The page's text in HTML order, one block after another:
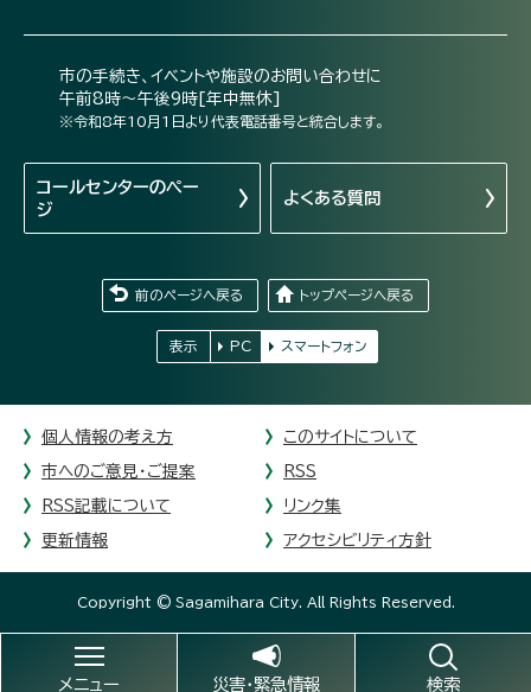
市の手続き、イベントや施設のお問い合わせに
午前8時～午後9時[年中無休]
※令和8年10月1日より代表電話番号と統合します。
コールセンターのペー
ジ
よくある質問
前のページへ戻る トップページへ戻る
表示 PC スマートフォン
個人情報の考え方 このサイトについて
市へのご意見・ご提案 RSS
RSS記載について リンク集
更新情報 アクセシビリティ方針
Copyright © Sagamihara City. All Rights Reserved.
メニュー 災害・緊急情報 検索